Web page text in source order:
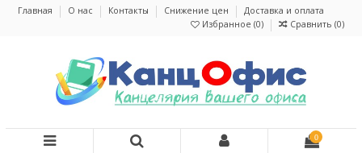
Главная О нас Контакты Снижение цен
Доставка и оплата
Избранное (0) Сравнить (0)
0